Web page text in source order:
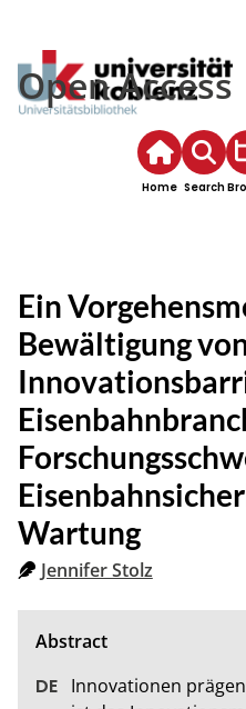
Open Access
Home Search
Ein
Bewältigung
Wartung
Jennifer Stolz
Innovationen